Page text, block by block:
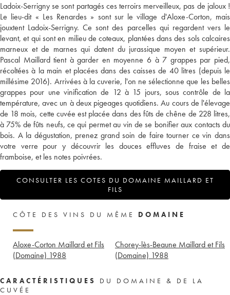
Ladoix-Serrigny se sont partagés ces terroirs merveilleux, pas de jaloux !
Le lieu-dit « Les Renardes » sont sur le village d'Aloxe-Corton, mais
jouxtent Ladoix-Serrigny. Ce sont des parcelles qui regardent vers le
levant, et qui sont en milieu de coteaux, plantées dans des sols calcaires
marneux et de marnes qui datent du jurassique moyen et supérieur.
Pascal Maillard tient à garder en moyenne 6 à 7 grappes par pied,
récoltées à la main et placées dans des caisses de 40 litres (depuis le
millésime 2016). Arrivées à la cuverie, l'on ne sélectionne que les belles
grappes pour une vinification de 12 à 15 jours, sous contrôle de la
température, avec un à deux pigeages quotidiens. Au cours de l'élevage
de 18 mois, cette cuvée est placée dans des fûts de chêne de 228 litres,
à 75% de fûts neufs, ce qui permet au vin de se bonifier aux contacts du
bois. A la dégustation, prenez grand soin de faire tourner ce vin dans
votre verre pour y découvrir les douces effluves de fraise et de
framboise, et les notes poivrées.
CONSULTER LES COTES DU DOMAINE MAILLARD ET
FILS
CÔTE DES VINS DU MÊME DOMAINE
Aloxe-Corton Maillard et Fils
(Domaine) 1988
Chorey-lès-Beaune Maillard et Fils
(Domaine) 1988
CARACTÉRISTIQUES
DU DOMAINE & DE LA
CUVÉE